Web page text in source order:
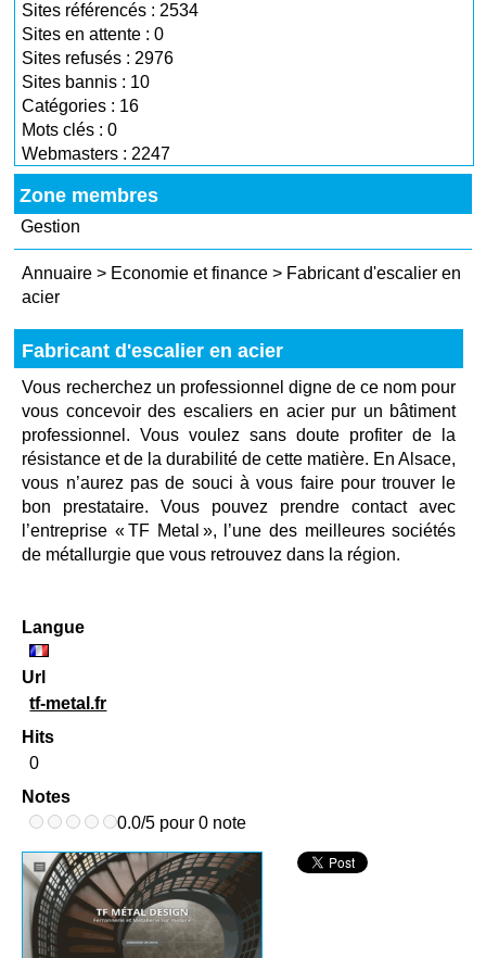
Sites référencés : 2534
Sites en attente : 0
Sites refusés : 2976
Sites bannis : 10
Catégories : 16
Mots clés : 0
Webmasters : 2247
Zone membres
Gestion
Annuaire > Economie et finance > Fabricant d'escalier en
acier
Fabricant d'escalier en acier
Vous recherchez un professionnel digne de ce nom pour
vous concevoir des escaliers en acier pur un bâtiment
professionnel. Vous voulez sans doute profiter de la
résistance et de la durabilité de cette matière. En Alsace,
vous n’aurez pas de souci à vous faire pour trouver le
bon prestataire. Vous pouvez prendre contact avec
l’entreprise « TF Metal », l’une des meilleures sociétés
de métallurgie que vous retrouvez dans la région.
Langue
Url
tf-metal.fr
Hits
0
Notes
0.0/5 pour 0 note